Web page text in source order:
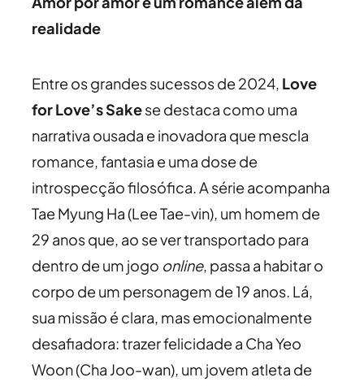
realidade
Entre os grandes sucessos de 2024, Love
for Love’s Sakese destaca como uma
narrativa ousada e inovadora que mescla
romance, fantasia e uma dose de
introspecção filosófica. A série acompanha
Tae Myung Ha (Lee Tae-vin), um homem de
29 anos que, ao se ver transportado para
dentro de um jogo online, passa a habitar o
corpo de um personagem de 19 anos. Lá,
sua missão é clara, mas emocionalmente
desafiadora: trazer felicidade a Cha Yeo
Woon (Cha Joo-wan), um jovem atleta de